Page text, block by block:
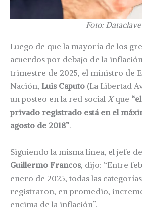
Foto: Dataclave
Luego de que la mayoría de los
acuerdos por debajo de la
trimestre de 2025, el ministro de
Nación, Luis Caputo (La Libertad
un posteo en la red social Xque
privado registrado está en el
agosto de 2018”.
Siguiendo la misma línea, el jefe
Guillermo Francos, dijo: “Entre
enero de 2025, todas las
registraron, en promedio,
encima de la inflación”.